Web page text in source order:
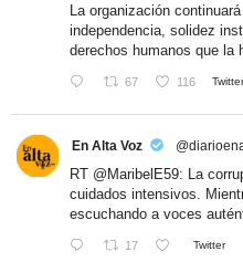
La organización
independencia, solidez
derechos humanos que la
67 116 Twitter
En Alta Voz
RT @MaribelE59: La
cuidados intensivos.
escuchando a voces
17 Twitter